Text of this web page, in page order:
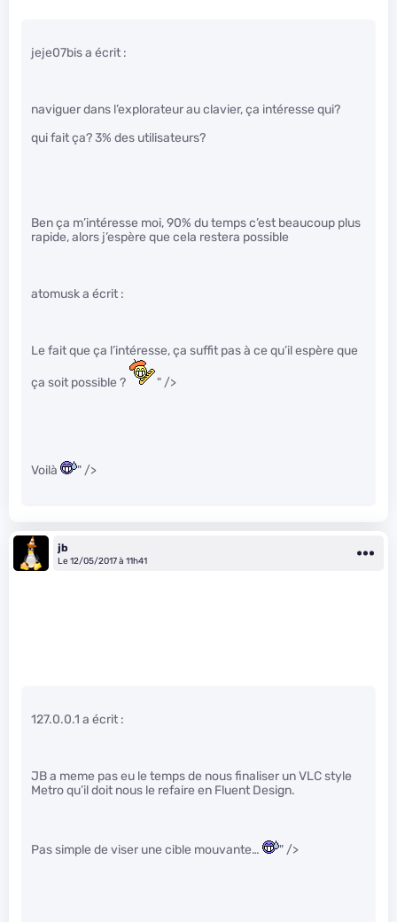
jeje07bis a écrit :
naviguer dans l’explorateur au clavier, ça intéresse qui?
qui fait ça? 3% des utilisateurs?
Ben ça m’intéresse moi, 90% du temps c’est beaucoup plus
rapide, alors j’espère que cela restera possible
atomusk a écrit :
Le fait que ça l’intéresse, ça suffit pas à ce qu’il espère que
ça soit possible ? " />
Voilà " />
jb
Le 12/05/2017 à 11h41
127.0.0.1 a écrit :
JB a meme pas eu le temps de nous finaliser un VLC style
Metro qu’il doit nous le refaire en Fluent Design.
Pas simple de viser une cible mouvante… " />